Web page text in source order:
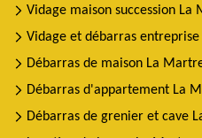
Vidage maison succession La
Vidage et débarras
Débarras de maison La
Débarras d'appartement La
Débarras de grenier et cave